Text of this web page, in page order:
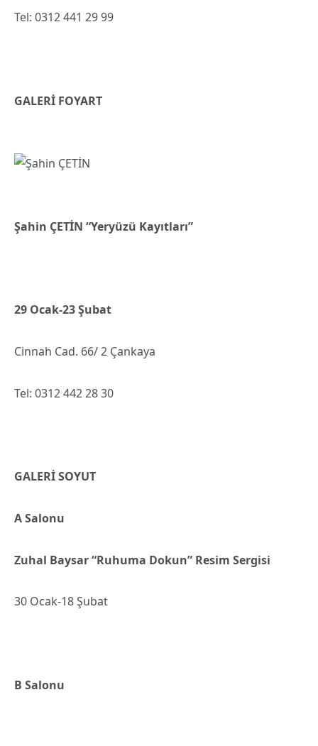
Tel: 0312 441 29 99
GALERİ FOYART
Şahin ÇETİN “Yeryüzü Kayıtları”
29 Ocak-23 Şubat
Cinnah Cad. 66/ 2 Çankaya
Tel: 0312 442 28 30
GALERİ SOYUT
A Salonu
Zuhal Baysar “Ruhuma Dokun” Resim Sergisi
30 Ocak-18 Şubat
B Salonu